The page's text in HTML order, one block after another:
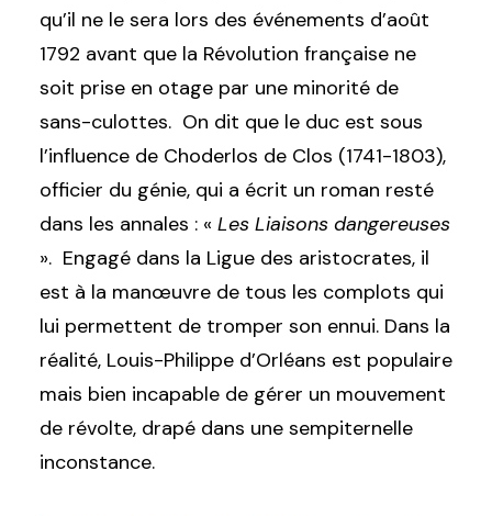
qu’il ne le sera lors des événements d’août
1792 avant que la Révolution française ne
soit prise en otage par une minorité de
sans-culottes. On dit que le duc est sous
l’influence de Choderlos de Clos (1741-1803),
officier du génie, qui a écrit un roman resté
dans les annales : « Les Liaisons dangereuses
». Engagé dans la Ligue des aristocrates, il
est à la manœuvre de tous les complots qui
lui permettent de tromper son ennui. Dans la
réalité, Louis-Philippe d’Orléans est populaire
mais bien incapable de gérer un mouvement
de révolte, drapé dans une sempiternelle
inconstance.